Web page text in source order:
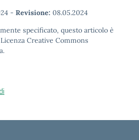
- Revisione: 08.05.2024
specificato, questo articolo è
Creative Commons